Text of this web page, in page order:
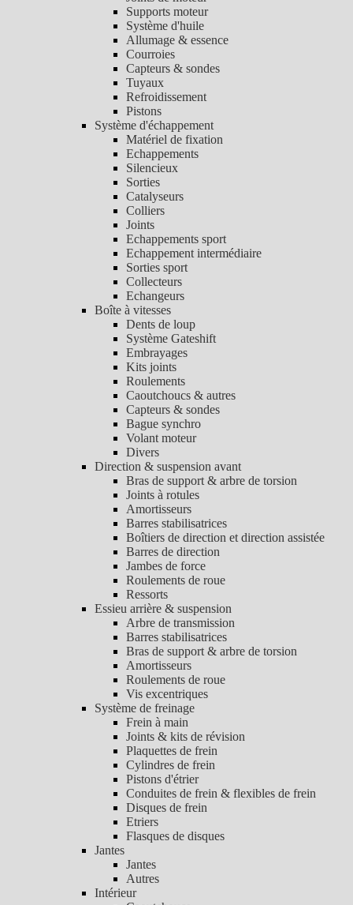
Supports moteur
Système d'huile
Allumage & essence
Courroies
Capteurs & sondes
Tuyaux
Refroidissement
Pistons
Système d'échappement
Matériel de fixation
Echappements
Silencieux
Sorties
Catalyseurs
Colliers
Joints
Echappements sport
Echappement intermédiaire
Sorties sport
Collecteurs
Echangeurs
Boîte à vitesses
Dents de loup
Système Gateshift
Embrayages
Kits joints
Roulements
Caoutchoucs & autres
Capteurs & sondes
Bague synchro
Volant moteur
Divers
Direction & suspension avant
Bras de support & arbre de torsion
Joints à rotules
Amortisseurs
Barres stabilisatrices
Boîtiers de direction et direction assistée
Barres de direction
Jambes de force
Roulements de roue
Ressorts
Essieu arrière & suspension
Arbre de transmission
Barres stabilisatrices
Bras de support & arbre de torsion
Amortisseurs
Roulements de roue
Vis excentriques
Système de freinage
Frein à main
Joints & kits de révision
Plaquettes de frein
Cylindres de frein
Pistons d'étrier
Conduites de frein & flexibles de frein
Disques de frein
Etriers
Flasques de disques
Jantes
Jantes
Autres
Intérieur